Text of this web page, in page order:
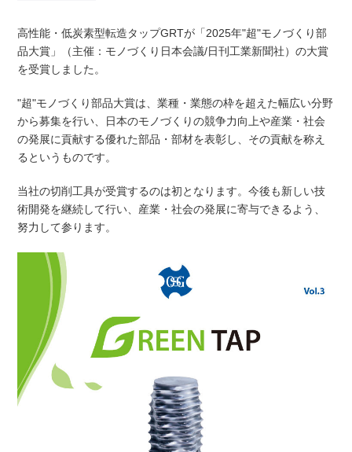
高性能・低炭素型転造タップGRTが「2025年"超"モノづくり部
品大賞」（主催：モノづくり日本会議/日刊工業新聞社）の大賞
を受賞しました。
"超"モノづくり部品大賞は、業種・業態の枠を超えた幅広い分野
から募集を行い、日本のモノづくりの競争力向上や産業・社会
の発展に貢献する優れた部品・部材を表彰し、その貢献を称え
るというものです。
当社の切削工具が受賞するのは初となります。今後も新しい技
術開発を継続して行い、産業・社会の発展に寄与できるよう、
努力して参ります。